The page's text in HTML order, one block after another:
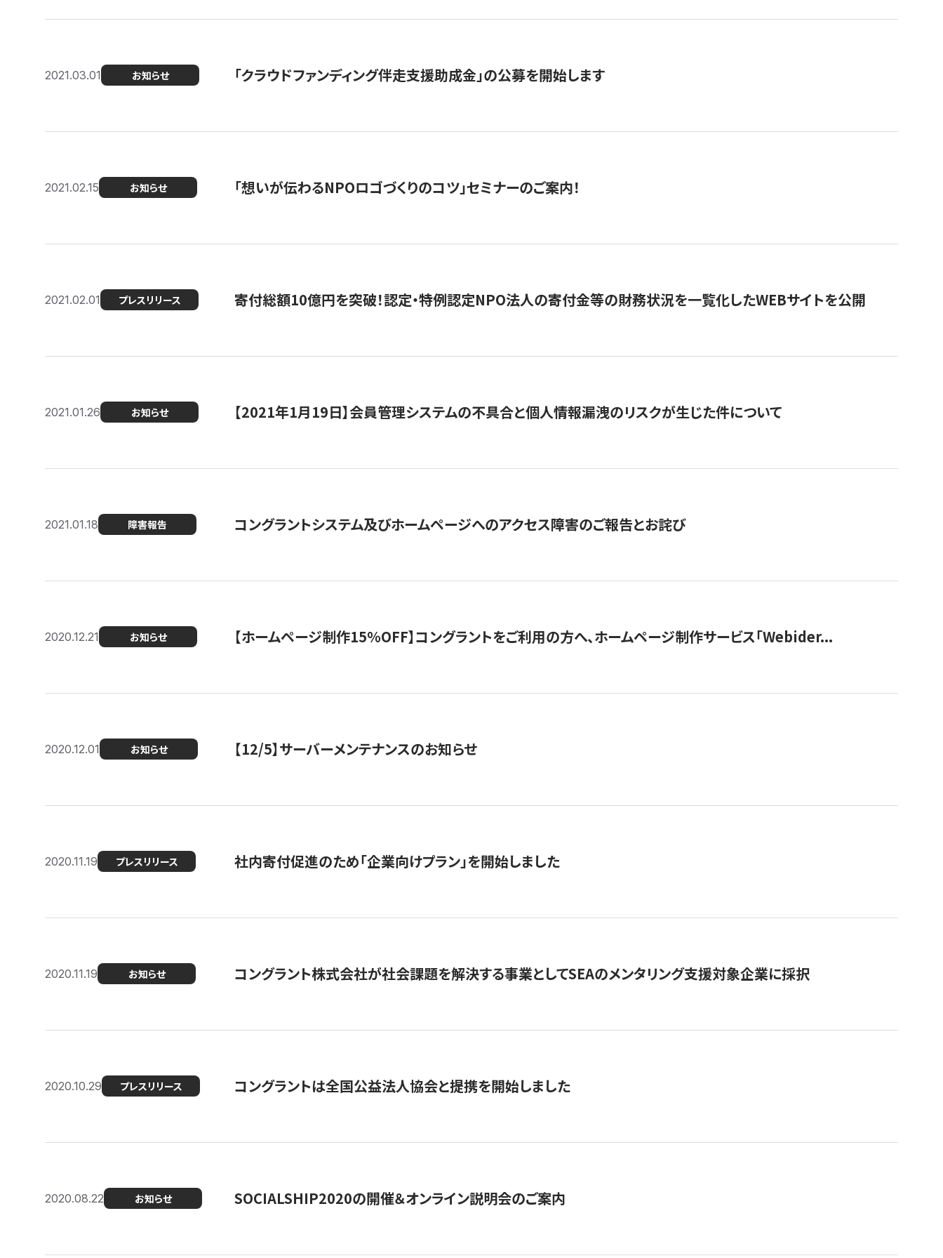
2021.03.01 お知らせ 「クラウドファンディング伴走支援助成金」の公募を開始します
2021.02.15 お知らせ 「想いが伝わるNPOロゴづくりのコツ」セミナーのご案内！
2021.02.01 プレスリリース 寄付総額10億円を突破！認定・特例認定NPO法人の寄付金等の財務状況を一覧化したWEBサイトを公開
2021.01.26 お知らせ 【2021年1月19日】会員管理システムの不具合と個人情報漏洩のリスクが生じた件について
2021.01.18 障害報告 コングラントシステム及びホームページへのアクセス障害のご報告とお詫び
2020.12.21 お知らせ 【ホームページ制作15％OFF】コングラントをご利用の方へ、ホームページ制作サービス「Webider...
2020.12.01 お知らせ 【12/5】サーバーメンテナンスのお知らせ
2020.11.19 プレスリリース 社内寄付促進のため「企業向けプラン」を開始しました
2020.11.19 お知らせ コングラント株式会社が社会課題を解決する事業としてSEAのメンタリング支援対象企業に採択
2020.10.29 プレスリリース コングラントは全国公益法人協会と提携を開始しました
2020.08.22 お知らせ SOCIALSHIP2020の開催＆オンライン説明会のご案内